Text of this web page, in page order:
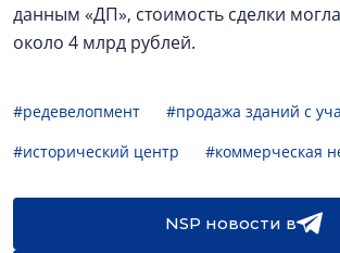
данным «ДП», стоимость сделки
около 4 млрд рублей.
#редевелопмент
#продажа зданий с
#исторический центр
#коммерческая
NSP новости в